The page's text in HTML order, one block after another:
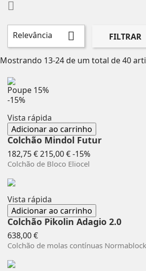

Relevância  FILTRAR
Mostrando 13-24 de um total de 40
Poupe 15%
-15%
Vista rápida
Adicionar ao carrinho
Colchão Mindol Futur
182,75 € Preço
normal
215,00 €-15%Preço
Colchão de Bloco Eliocel
Vista rápida
Adicionar ao carrinho
Colchão Pikolin Adagio 2.0
638,00 €Preço
Colchão de molas contínuas Normablock